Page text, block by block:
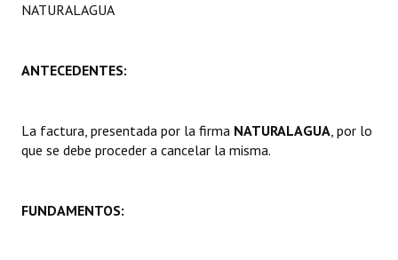
Constitución Nacional
Digesto
NATURALAGUA
ANTECEDENTES:
La factura, presentada por la firma NATURALAGUA, por lo
que se debe proceder a cancelar la misma.
FUNDAMENTOS: